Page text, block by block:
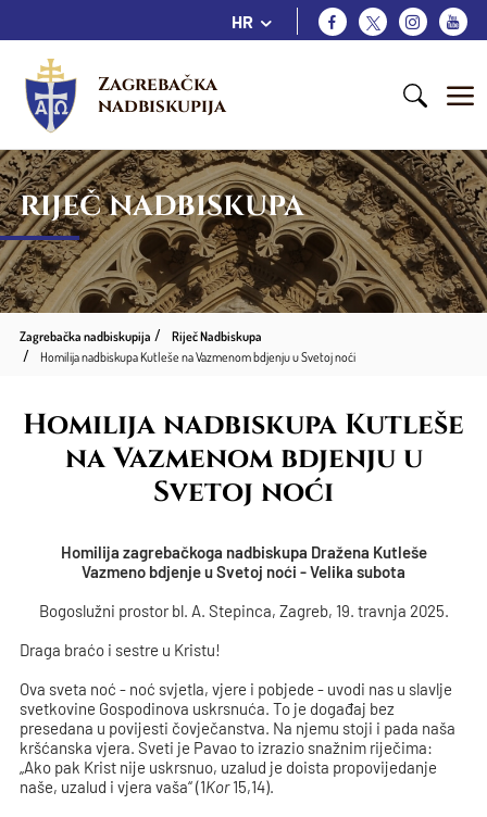
HR
Zagrebačka
nadbiskupija
RIJEČ NADBISKUPA
Zagrebačka nadbiskupija
Riječ Nadbiskupa
Homilija nadbiskupa Kutleše na Vazmenom bdjenju u Svetoj noći
Homilija nadbiskupa Kutleše
na Vazmenom bdjenju u
Svetoj noći
Homilija zagrebačkoga nadbiskupa Dražena Kutleše
Vazmeno bdjenje u Svetoj noći - Velika subota
Bogoslužni prostor bl. A. Stepinca, Zagreb, 19. travnja 2025.
Draga braćo i sestre u Kristu!
Ova sveta noć - noć svjetla, vjere i pobjede - uvodi nas u slavlje
svetkovine Gospodinova uskrsnuća. To je događaj bez
presedana u povijesti čovječanstva. Na njemu stoji i pada naša
kršćanska vjera. Sveti je Pavao to izrazio snažnim riječima:
„Ako pak Krist nije uskrsnuo, uzalud je doista propovijedanje
naše, uzalud i vjera vaša“ (1Kor15,14).